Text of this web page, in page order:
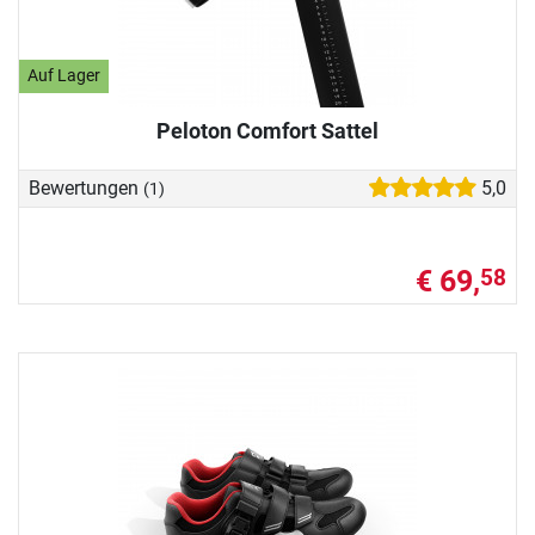
Auf Lager
Peloton Comfort Sattel
Bewertungen (1) 5,0
€ 69,58